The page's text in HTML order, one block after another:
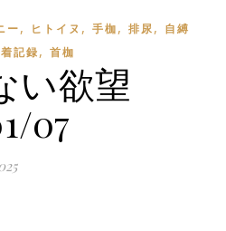
ー, ヒトイヌ , 手枷, 排尿, 自縛
記録, 首枷
い欲望
07